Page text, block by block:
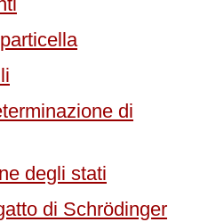
di
degli stati
di Schrödinger